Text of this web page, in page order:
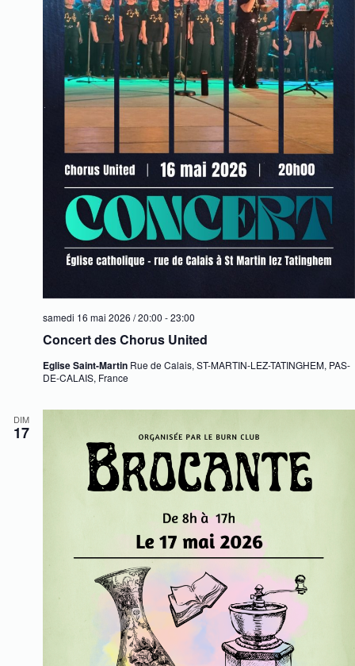
Concert des Chorus United
samedi 16 mai 2026 / 20:00 -23:00
Eglise Saint-Martin Rue de Calais, ST-MARTIN-LEZ-TATINGHEM, PAS-
DE-CALAIS, France
DIM
17